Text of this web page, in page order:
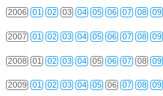
2006 01 02 03 04 05 06 07 08 09
2007 01 02 03 04 05 06 07 08 09
2008 01 02 03 04 05 06 07 08 09
2009 01 02 03 04 05 06 07 08 09